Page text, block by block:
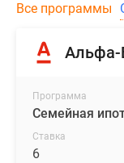
Все программы
Альфа-
Программа
Семейная
Ставка
6